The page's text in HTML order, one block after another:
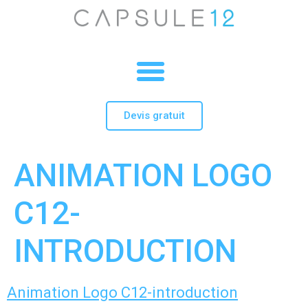
Devis gratuit
ANIMATION LOGO
C12-
INTRODUCTION
Animation Logo C12-introduction